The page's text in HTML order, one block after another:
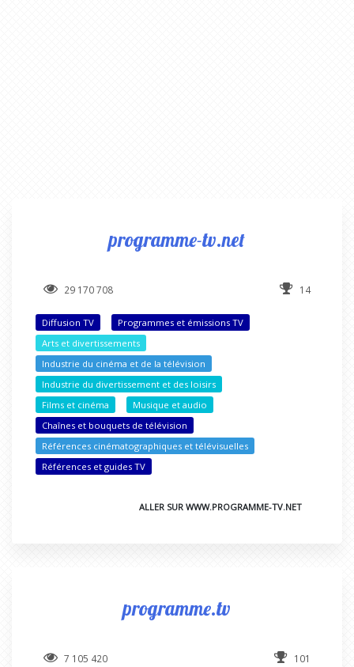
programme-tv.net
29 170 708 14
Diffusion TV
Programmes et émissions TV
Arts et divertissements
Industrie du cinéma et de la télévision
Industrie du divertissement et des loisirs
Films et cinéma
Musique et audio
Chaînes et bouquets de télévision
Références cinématographiques et télévisuelles
Références et guides TV
ALLER SUR WWW.PROGRAMME-TV.NET
programme.tv
7 105 420 101